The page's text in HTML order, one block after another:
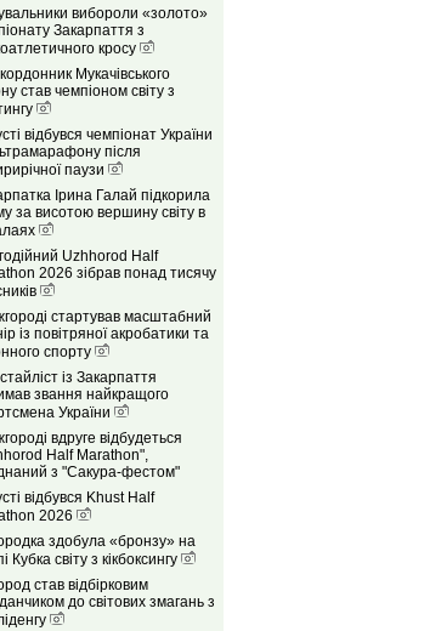
вибороли «золото»
Закарпаття з
кросу
Мукачівського
став чемпіоном світу з
відбувся чемпіонат України
після
паузи
Ірина Галай підкорила
за висотою вершину світу в
Uzhhorod Half
2026 зібрав понад тисячу
стартував масштабний
із повітряної акробатики та
спорту
із Закарпаття
звання найкращого
України
вдруге відбудеться
Half Marathon",
з "Сакура-фестом"
відбувся Khust Half
2026
здобула «бронзу» на
Кубка світу з кікбоксингу
став відбірковим
до світових змагань з